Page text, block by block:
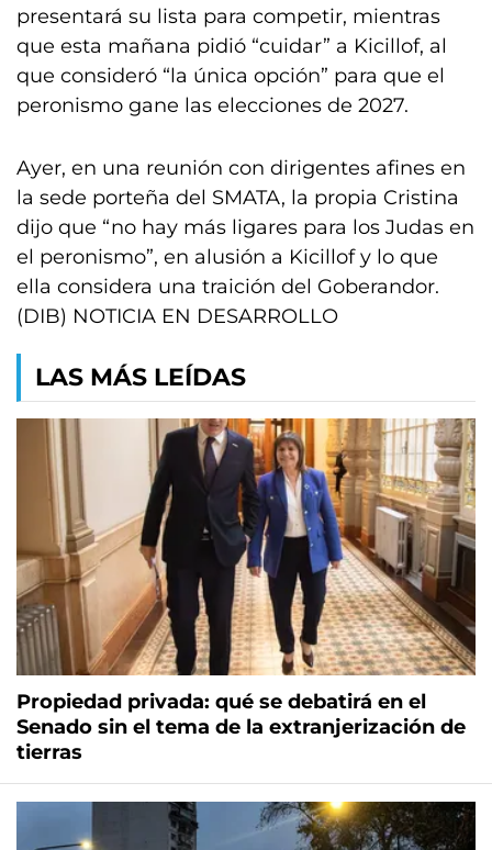
presentará su lista para competir, mientras
que esta mañana pidió “cuidar” a Kicillof, al
que consideró “la única opción” para que el
peronismo gane las elecciones de 2027.
Ayer, en una reunión con dirigentes afines en
la sede porteña del SMATA, la propia Cristina
dijo que “no hay más ligares para los Judas en
el peronismo”, en alusión a Kicillof y lo que
ella considera una traición del Goberandor.
(DIB) NOTICIA EN DESARROLLO
LAS MÁS LEÍDAS
Propiedad privada: qué se debatirá en el
Senado sin el tema de la extranjerización de
tierras